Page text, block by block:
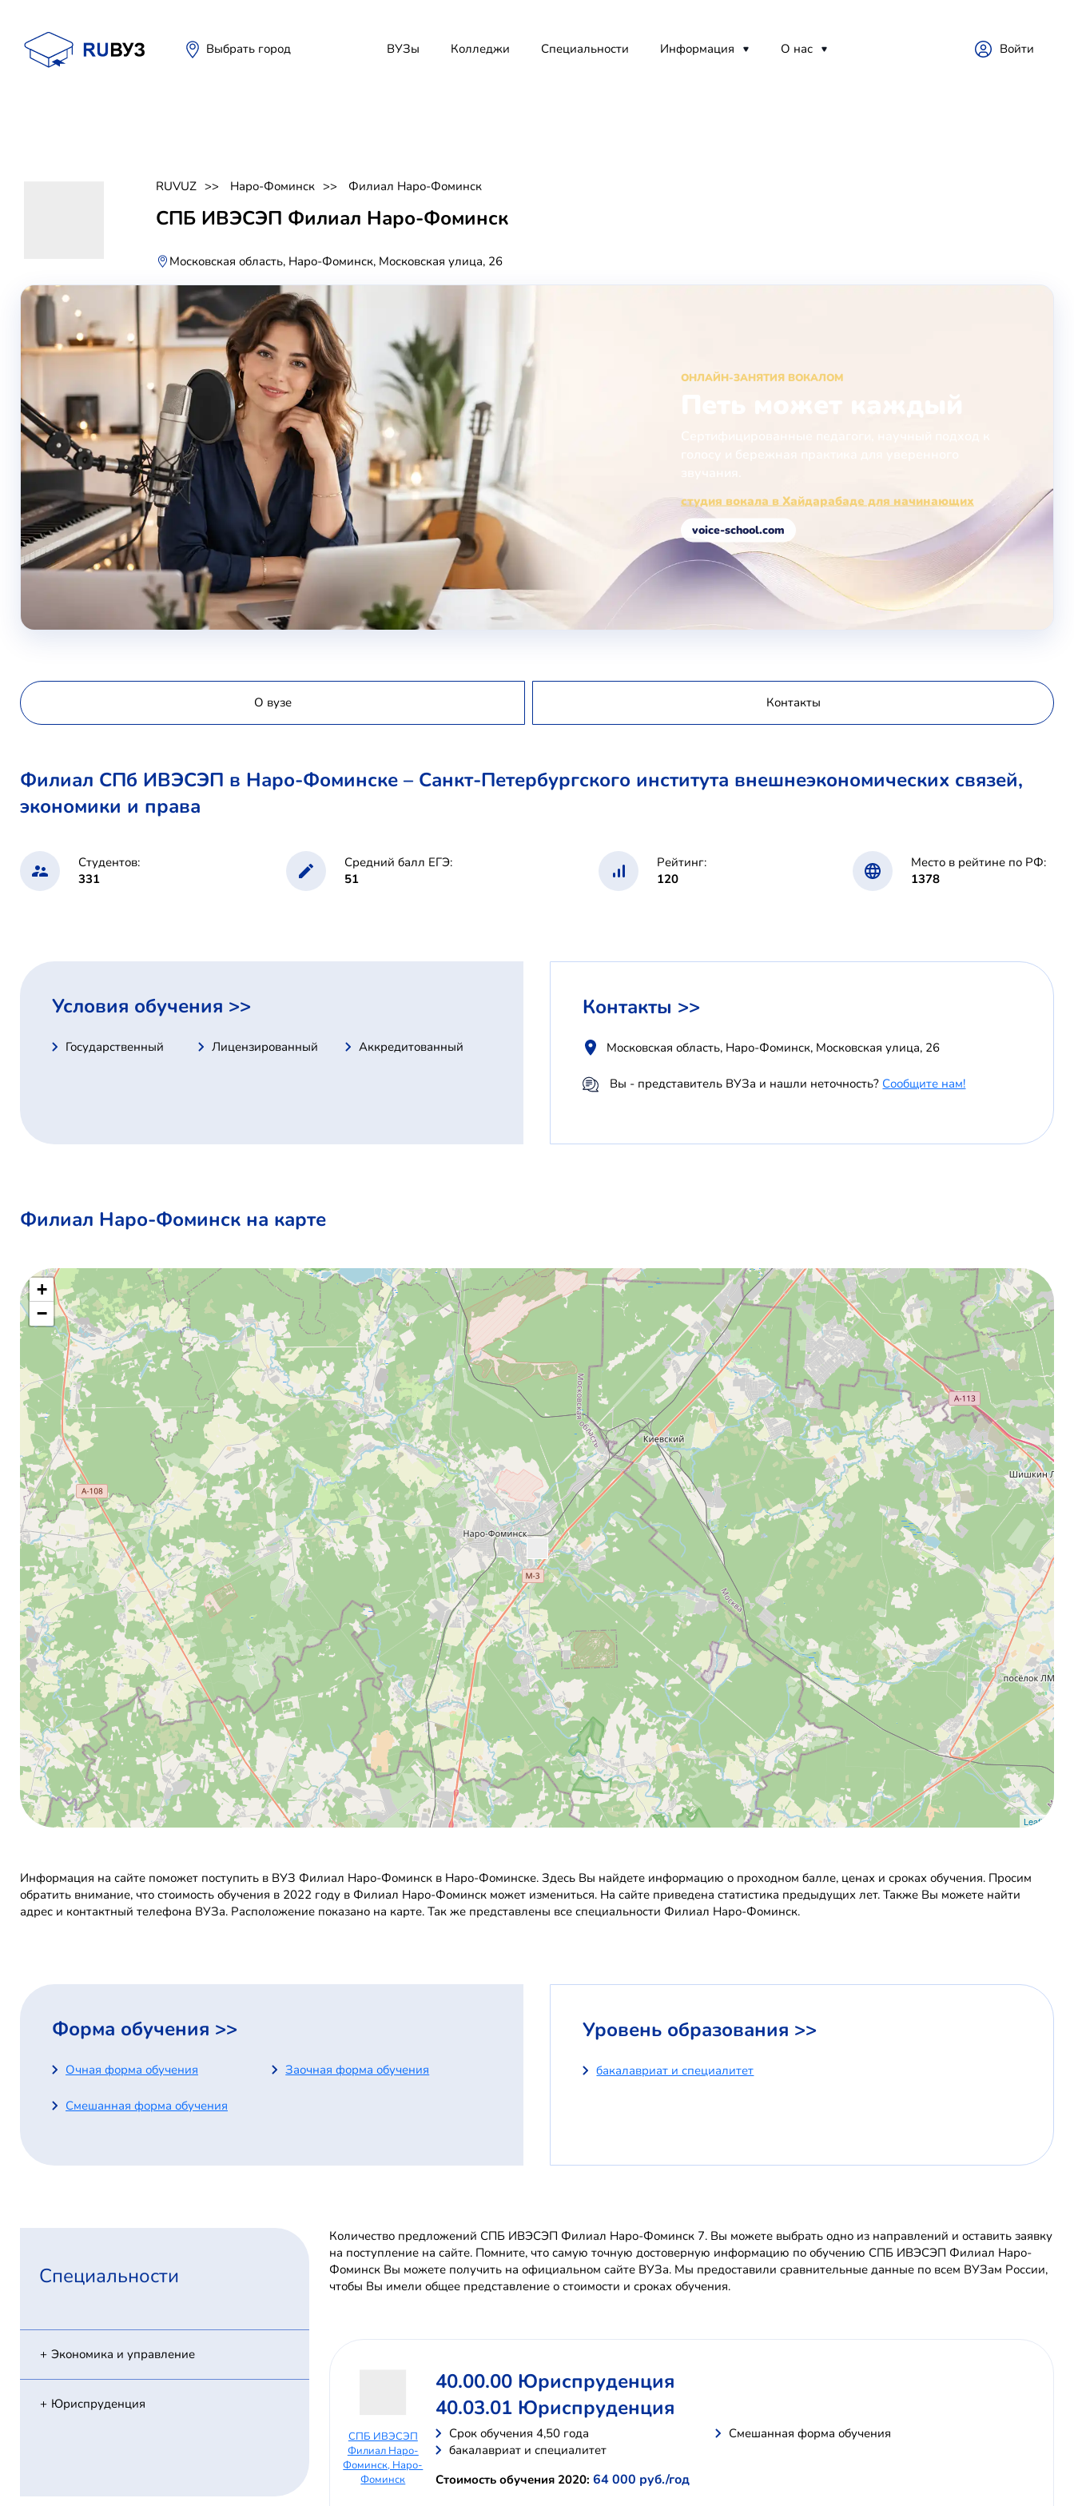
Выбрать город ВУЗы Колледжи Специальности Информация О нас Войти
RUVUZ Наро-Фоминск Филиал Наро-Фоминск
СПБ ИВЭСЭП Филиал Наро-Фоминск
Московская область, Наро-Фоминск, Московская улица, 26
ОНЛАЙН-ЗАНЯТИЯ ВОКАЛОМ
студия вокала в Хайдарабаде для начинающих
voice-school.com
О вузе Контакты
Филиал СПб ИВЭСЭП в Наро-Фоминске – Санкт-Петербургского института внешнеэкономических связей,
экономики и права
Студентов:
331
Средний балл ЕГЭ:
51
Рейтинг:
120
Место в рейтине по РФ:
1378
Условия обучения >>
Государственный Лицензированный Аккредитованный
Контакты >>
Московская область, Наро-Фоминск, Московская улица, 26
Вы - представитель ВУЗа и нашли неточность? Сообщите нам!
Филиал Наро-Фоминск на карте
+
−
Leaflet
Информация на сайте поможет поступить в ВУЗ Филиал Наро-Фоминск в Наро-Фоминске. Здесь Вы найдете информацию о проходном балле, ценах и сроках обучения. Просим
обратить внимание, что стоимость обучения в 2022 году в Филиал Наро-Фоминск может измениться. На сайте приведена статистика предыдущих лет. Также Вы можете найти
адрес и контактный телефона ВУЗа. Расположение показано на карте. Так же представлены все специальности Филиал Наро-Фоминск.
Форма обучения >>
Очная форма обучения Заочная форма обучения
Смешанная форма обучения
Уровень образования >>
бакалавриат и специалитет
Специальности
Экономика и управление
Юриспруденция
Количество предложений СПБ ИВЭСЭП Филиал Наро-Фоминск 7. Вы можете выбрать одно из направлений и оставить заявку
на поступление на сайте. Помните, что самую точную достоверную информацию по обучению СПБ ИВЭСЭП Филиал Наро-
Фоминск Вы можете получить на официальном сайте ВУЗа. Мы предоставили сравнительные данные по всем ВУЗам России,
чтобы Вы имели общее представление о стоимости и сроках обучения.
СПБ ИВЭСЭП
Филиал Наро-
Фоминск, Наро-
Фоминск
40.00.00 Юриспруденция
40.03.01 Юриспруденция
Cрок обучения 4,50 года
Смешанная форма обучения
бакалавриат и специалитет
Стоимость обучения 2020: 64 000 руб./год